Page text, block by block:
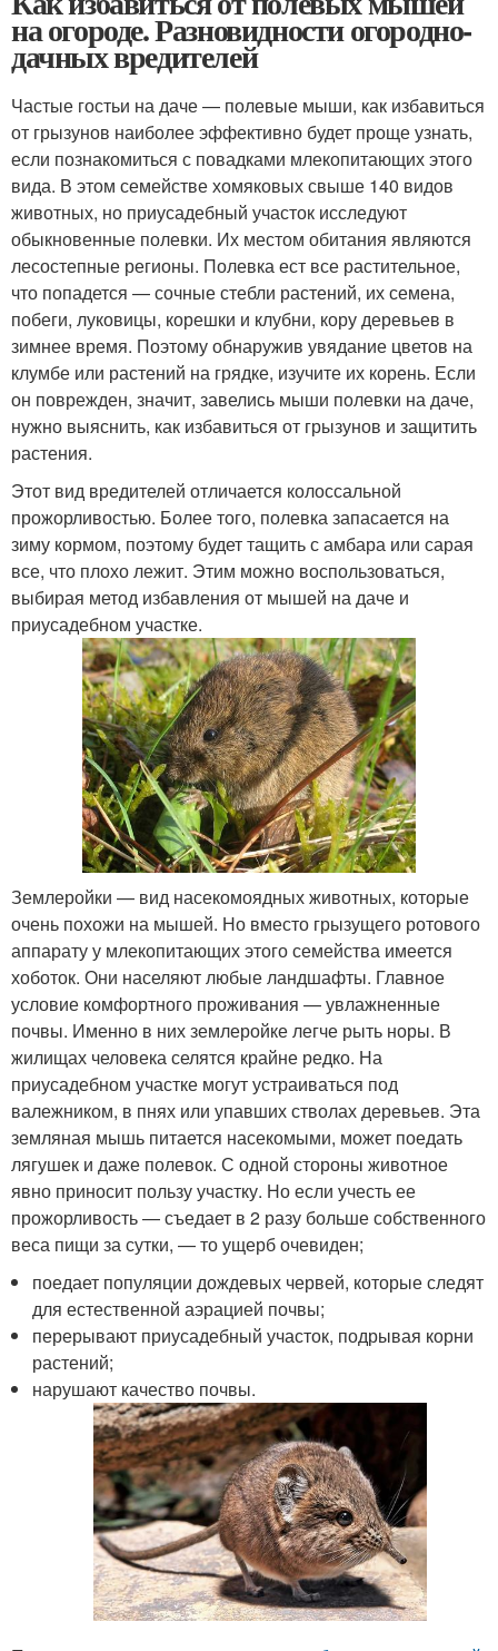
на огороде. Разновидности огородно-
дачных вредителей
Частые гостьи на даче — полевые мыши, как избавиться
от грызунов наиболее эффективно будет проще узнать,
если познакомиться с повадками млекопитающих этого
вида. В этом семействе хомяковых свыше 140 видов
животных, но приусадебный участок исследуют
обыкновенные полевки. Их местом обитания являются
лесостепные регионы. Полевка ест все растительное,
что попадется — сочные стебли растений, их семена,
побеги, луковицы, корешки и клубни, кору деревьев в
зимнее время. Поэтому обнаружив увядание цветов на
клумбе или растений на грядке, изучите их корень. Если
он поврежден, значит, завелись мыши полевки на даче,
нужно выяснить, как избавиться от грызунов и защитить
растения.
Этот вид вредителей отличается колоссальной
прожорливостью. Более того, полевка запасается на
зиму кормом, поэтому будет тащить с амбара или сарая
все, что плохо лежит. Этим можно воспользоваться,
выбирая метод избавления от мышей на даче и
приусадебном участке.
Землеройки — вид насекомоядных животных, которые
очень похожи на мышей. Но вместо грызущего ротового
аппарату у млекопитающих этого семейства имеется
хоботок. Они населяют любые ландшафты. Главное
условие комфортного проживания — увлажненные
почвы. Именно в них землеройке легче рыть норы. В
жилищах человека селятся крайне редко. На
приусадебном участке могут устраиваться под
валежником, в пнях или упавших стволах деревьев. Эта
земляная мышь питается насекомыми, может поедать
лягушек и даже полевок. С одной стороны животное
явно приносит пользу участку. Но если учесть ее
прожорливость — съедает в 2 разу больше собственного
веса пищи за сутки, — то ущерб очевиден;
поедает популяции дождевых червей, которые следят
для естественной аэрацией почвы;
перерывают приусадебный участок, подрывая корни
растений;
нарушают качество почвы.